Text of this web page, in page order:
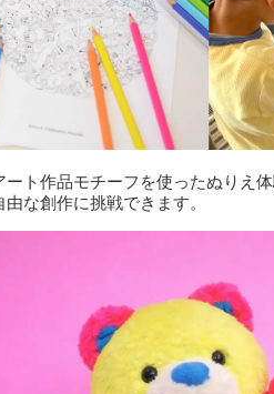
ト作品モチーフを使ったぬりえ
な創作に挑戦できます。